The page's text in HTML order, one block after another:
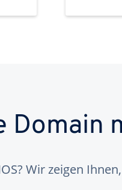
Domain
Wir zeigen